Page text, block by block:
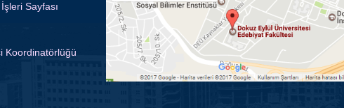
Sayfası
Koordinatörlüğü